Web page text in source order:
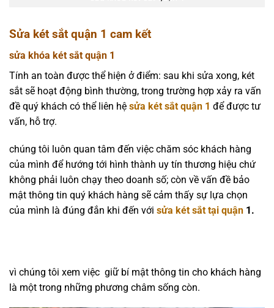
Sửa két sắt quận 1 cam kết
sửa khóa két sắt quận 1
Tính an toàn được thể hiện ở điểm: sau khi sửa xong, két
sắt sẽ hoạt động bình thường, trong trường hợp xảy ra vấn
đề quý khách có thể liên hệ sửa két sắt quận 1 để được tư
vấn, hỗ trợ.
chúng tôi luôn quan tâm đến việc chăm sóc khách hàng
của mình để hướng tới hình thành uy tín thương hiệu chứ
không phải luôn chạy theo doanh số; còn về vấn đề bảo
mật thông tin quý khách hàng sẽ cảm thấy sự lựa chọn
của mình là đúng đắn khi đến với sửa két sắt tại quận 1.
vì chúng tôi xem việc giữ bí mật thông tin cho khách hàng
là một trong những phương châm sống còn.